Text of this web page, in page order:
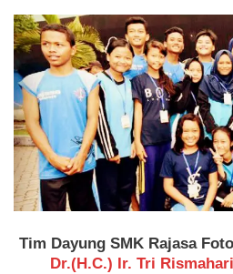
Tim Dayung SMK Rajasa
Dr.(H.C.) Ir. Tri